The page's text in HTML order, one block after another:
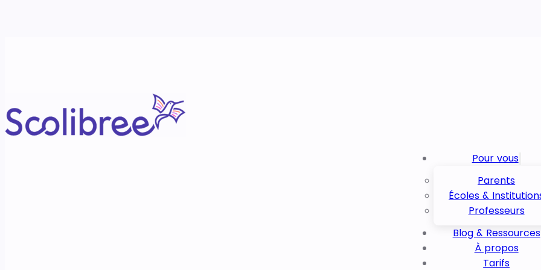
Pour vous
Parents
Écoles &
Professeurs
Blog & Ressources
À propos
Tarifs